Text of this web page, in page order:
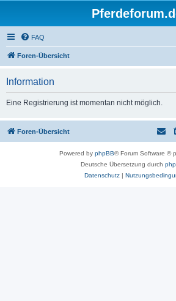
FAQ
Foren-Übersicht
Information
Eine Registrierung ist momentan nicht möglich.
Foren-Übersicht
Powered by phpBB® Forum Software ©
Deutsche Übersetzung durch
Datenschutz|